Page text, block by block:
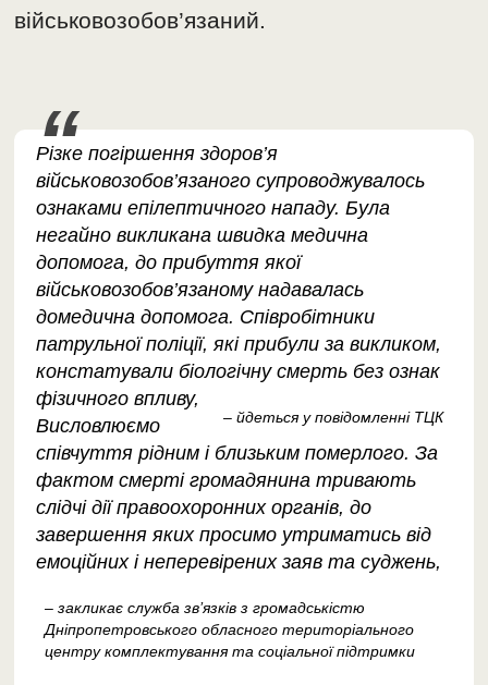
військовозобов’язаний.
Різке погіршення здоров’я
військовозобов’язаного супроводжувалось
ознаками епілептичного нападу. Була
негайно викликана швидка медична
допомога, до прибуття якої
військовозобов’язаному надавалась
домедична допомога. Співробітники
патрульної поліції, які прибули за викликом,
констатували біологічну смерть без ознак
фізичного впливу,
– йдеться у повідомленні ТЦК
Висловлюємо
співчуття рідним і близьким померлого. За
фактом смерті громадянина тривають
слідчі дії правоохоронних органів, до
завершення яких просимо утриматись від
емоційних і неперевірених заяв та суджень,
– закликає служба зв’язків з громадськістю
Дніпропетровського обласного територіального
центру комплектування та соціальної підтримки